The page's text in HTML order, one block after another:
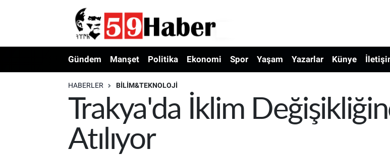
Gündem Manşet Politika Ekonomi Spor Yaşam Yazarlar Künye
HABERLER BILIM&TEKNOLOJI
Trakya'da İklim
Atılıyor